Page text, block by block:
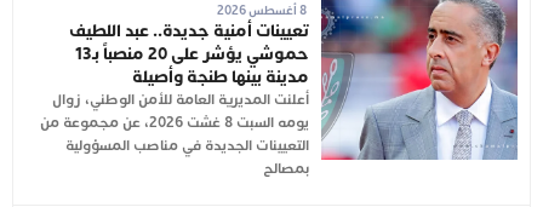
8 أغسطس 2026
تعيينات أمنية جديدة.. عبد اللطيف
حموشي يؤشر على 20 منصباً بـ13
مدينة بينها طنجة وأصيلة
أعلنت المديرية العامة للأمن الوطني، زوال
يومه السبت 8 غشت 2026، عن مجموعة من
التعيينات الجديدة في مناصب المسؤولية
بمصالح